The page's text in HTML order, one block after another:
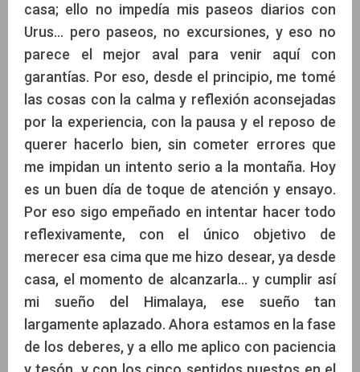
casa; ello no impedía mis paseos diarios con
Urus… pero paseos, no excursiones, y eso no
parece el mejor aval para venir aquí con
garantías. Por eso, desde el principio, me tomé
las cosas con la calma y reflexión aconsejadas
por la experiencia, con la pausa y el reposo de
querer hacerlo bien, sin cometer errores que
me impidan un intento serio a la montaña. Hoy
es un buen día de toque de atención y ensayo.
Por eso sigo empeñado en intentar hacer todo
reflexivamente, con el único objetivo de
merecer esa cima que me hizo desear, ya desde
casa, el momento de alcanzarla… y cumplir así
mi sueño del Himalaya, ese sueño tan
largamente aplazado. Ahora estamos en la fase
de los deberes, y a ello me aplico con paciencia